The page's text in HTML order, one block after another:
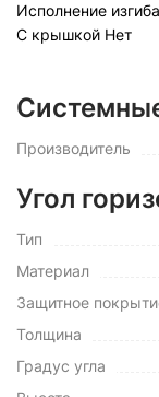
Исполнение изгиба
С крышкой Нет
Производитель
Угол
Тип
Материал
Защитное
Толщина
Градус угла